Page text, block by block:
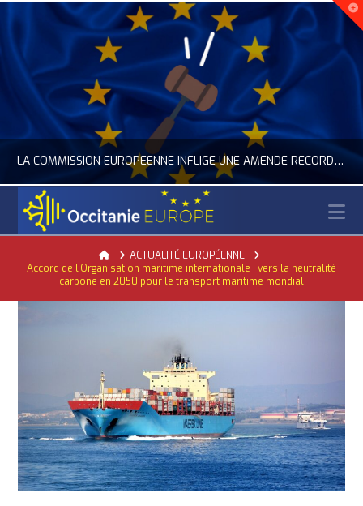
LA COMMISSION EUROPÉENNE INFLIGE UNE AMENDE RECORD À GOOGLE
D’OCCITANIE EUROPE, NUMÉRIQUE- DIGITAL
2026
ACTUALITÉ DE L'UNION EUROPÉENNE, ACTUALITÉ DE LA REPRÉSENTATION
HomeACTUALITÉ EUROPÉENNE
Accord de l'Organisation maritime internationale : vers la neutralité
carbone en 2050 pour le transport maritime mondial